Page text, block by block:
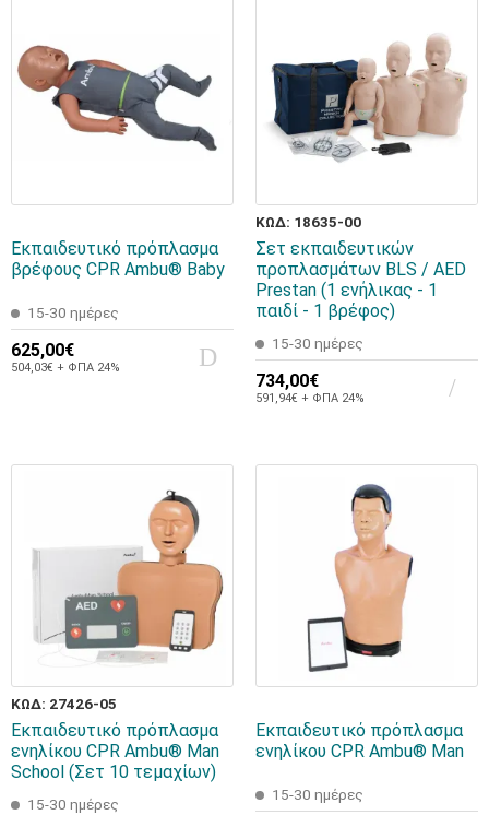
Εκπαιδευτικό πρόπλασμα
βρέφους CPR Ambu® Baby
15-30 ημέρες
625,00€
504,03€ + ΦΠΑ 24%
ΚΩΔ: 18635-00
Σετ εκπαιδευτικών
προπλασμάτων BLS / AED
Prestan (1 ενήλικας - 1
παιδί - 1 βρέφος)
15-30 ημέρες
734,00€
591,94€ + ΦΠΑ 24%
ΚΩΔ: 27426-05
Εκπαιδευτικό πρόπλασμα
ενηλίκου CPR Ambu® Man
School (Σετ 10 τεμαχίων)
15-30 ημέρες
Εκπαιδευτικό πρόπλασμα
ενηλίκου CPR Ambu® Man
15-30 ημέρες